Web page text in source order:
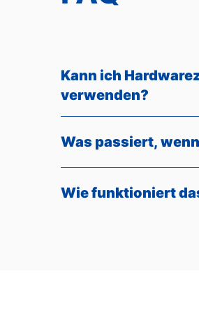
Kann ich
verwenden?
Was passiert,
Wie funktioniert